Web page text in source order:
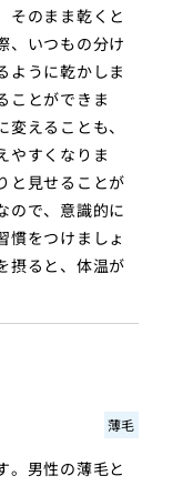
そのまま乾くと
、いつもの分け
ように乾かしま
ことができま
えることも、
やすくなりま
と見せることが
ので、意識的に
慣をつけましょ
摂ると、体温が
薄毛
。男性の薄毛と